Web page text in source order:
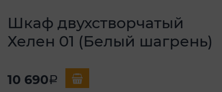
Шкаф двухстворчатый
Хелен 01 (Белый шагрень)
10 690a